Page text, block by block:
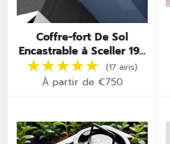
Coffre-fort De Sol
Encastrable à Sceller 19L
– Certifié A2P – Invisible
sous Parquet
À partir de €750